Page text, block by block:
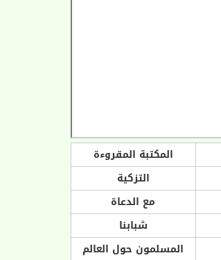
المكتبة المقروءة
التزكية
مع الدعاة
شبابنا
المسلمون حول العالم